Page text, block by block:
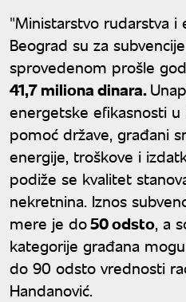
"Ministarstvo rudarstva i
Beograd su za
sprovedenom prošle
41,7 miliona dinara.
energetske efikasnosti
pomoć države, građani
energije, troškove i
podiže se kvalitet
nekretnina. Iznos
mere je do50 odsto, a
kategorije građana
do 90 odsto vrednosti
Handanović.